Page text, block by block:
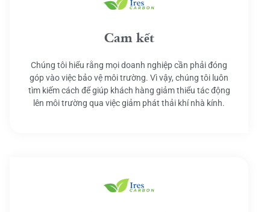
Cam kết
Chúng tôi hiểu rằng mọi doanh nghiệp cần phải đóng
góp vào việc bảo vệ môi trường. Vì vậy, chúng tôi luôn
tìm kiếm cách để giúp khách hàng giảm thiểu tác động
lên môi trường qua việc giảm phát thải khí nhà kính.